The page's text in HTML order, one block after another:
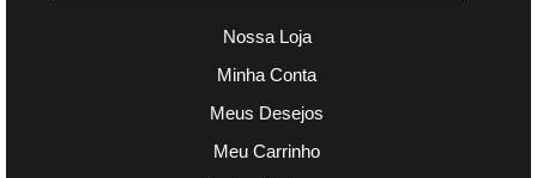
Nossa Loja
Minha Conta
Meus Desejos
Meu Carrinho